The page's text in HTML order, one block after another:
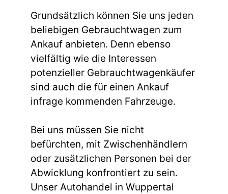
Grundsätzlich können Sie uns jeden
beliebigen Gebrauchtwagen zum
Ankauf anbieten. Denn ebenso
vielfältig wie die Interessen
potenzieller Gebrauchtwagenkäufer
sind auch die für einen Ankauf
infrage kommenden Fahrzeuge.
Bei uns müssen Sie nicht
befürchten, mit Zwischenhändlern
oder zusätzlichen Personen bei der
Abwicklung konfrontiert zu sein.
Unser Autohandel in Wuppertal